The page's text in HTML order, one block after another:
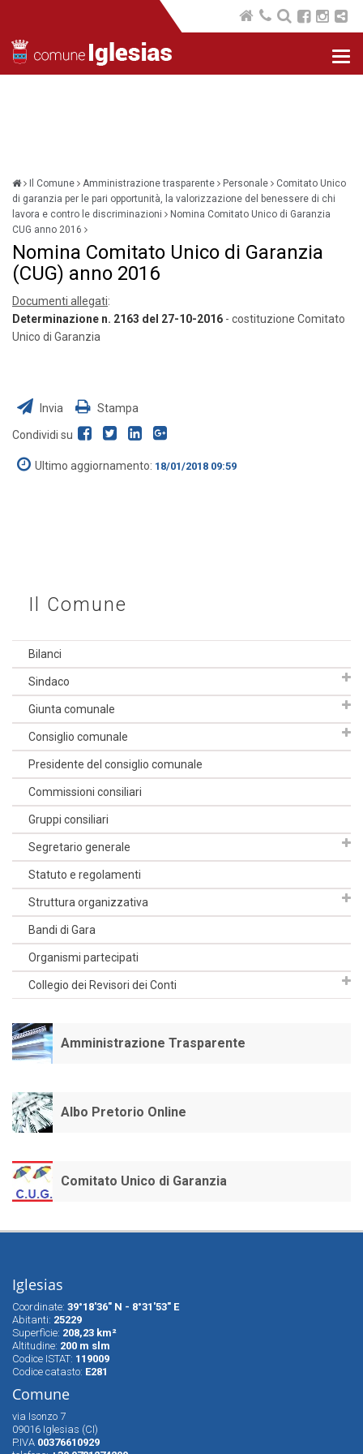
Il Comune Amministrazione trasparente Personale
Comitato Unico
di garanzia per le pari opportunità, la valorizzazione del benessere di chi
lavora e contro le discriminazioni
Nomina Comitato Unico di Garanzia
CUG anno 2016
Nomina Comitato Unico di Garanzia
(CUG) anno 2016
Documenti allegati:
Determinazione n. 2163 del 27-10-2016 - costituzione Comitato
Unico di Garanzia
Invia Stampa
Condividi su
Ultimo aggiornamento: 18/01/2018 09:59
Il Comune
Bilanci
Sindaco
Giunta comunale
Consiglio comunale
Presidente del consiglio comunale
Commissioni consiliari
Gruppi consiliari
Segretario generale
Statuto e regolamenti
Struttura organizzativa
Bandi di Gara
Organismi partecipati
Collegio dei Revisori dei Conti
Amministrazione Trasparente
Albo Pretorio Online
Comitato Unico di Garanzia
Iglesias
Coordinate: 39°18'36" N - 8°31'53" E
Abitanti: 25229
Superfìcie: 208,23 km²
Altitudine: 200 m slm
Codice ISTAT: 119009
Codice catasto: E281
Comune
via Isonzo 7
09016 Iglesias (CI)
P.IVA 00376610929